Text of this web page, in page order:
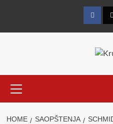
Menu
HOME SAOPŠTENJA